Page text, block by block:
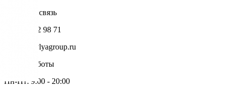
Обратная связь
+7 985 002 98 71
info@krovlyagroup.ru
Режим работы
Пн-Пт: 9:00 - 20:00